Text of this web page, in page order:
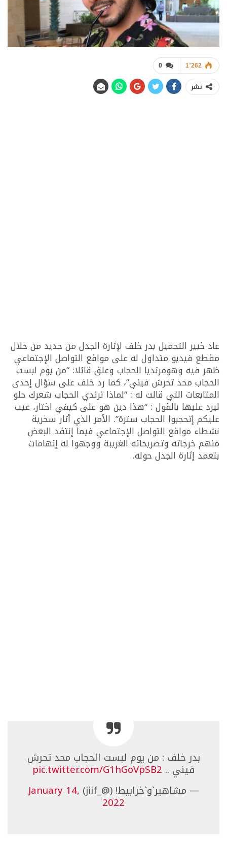
0 1٬262
نشر
عاد خبير التجميل بدر خلف لإثارة الجدل من جديد من خلال
مقطع فيديو متداول له على مواقع التواصل الإجتماعي
ظهر فيه وهومرتديا الحجاب وعلق قائلا: “من يوم لبست
الحجاب محد تحرش فيني”، كما رد خلف على سؤال إحدى
المتابعات التي قالت له : “لماذا ترتدي الحجاب شعرك حلو
ليرد عليها بالقول : “هذا دين هو على كيفي اختار، عيب
عليكم إتحجبوا الحجاب سترة”. الأمر الذي أثار سخرية
نشطاء مواقع التواصل الإجتماعي فيما إنتقد البعض
منهم خرجاته وتصريحاته الغريبة ووجهوا له إتهامات
بتعمد إثارة الجدل حوله.
بدر خلف : من يوم لبست الحجاب محد تحرش
فيني .. pic.twitter.com/G1hGoVpSB2
— مشاهير`و`خرابيط! (@_jiif)
January 14,
2022